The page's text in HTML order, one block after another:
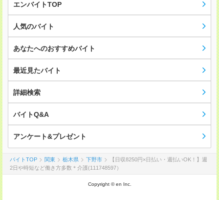
エンバイトTOP
人気のバイト
あなたへのおすすめバイト
最近見たバイト
詳細検索
バイトQ&A
アンケート&プレゼント
バイトTOP 関東 栃木県 下野市
【日収8250円×日払い・週払いOK！】週
2日や時短など働き方多数＊介護(111748597）
Copyright © en Inc.